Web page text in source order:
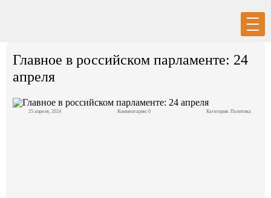
Главное в российском парламенте: 24
апреля
25 апреля, 2024 Комментарии: 0 Категория: Политика